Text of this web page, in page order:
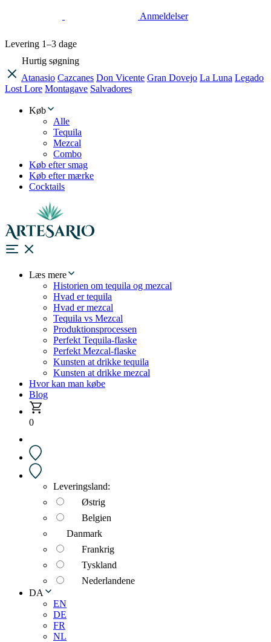
Anmeldelser
Levering 1–3 dage
Hurtig søgning
Atanasio Cazcanes Don Vicente Gran Dovejo La Luna Legado
Lost Lore Montagave Salvadores
Køb
Alle
Tequila
Mezcal
Combo
Køb efter smag
Køb efter mærke
Cocktails
Læs mere
Historien om tequila og mezcal
Hvad er tequila
Hvad er mezcal
Tequila vs Mezcal
Produktionsprocessen
Perfekt Tequila-flaske
Perfekt Mezcal-flaske
Kunsten at drikke tequila
Kunsten at drikke mezcal
Hvor kan man købe
Blog
0
Leveringsland:
Østrig
Belgien
Danmark
Frankrig
Tyskland
Nederlandene
DA
EN
DE
FR
NL